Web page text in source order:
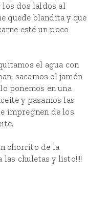
los dos laldos al
quede blandita y que
esté un poco
el agua con
sacamos el jamón
ponemos en una
y pasamos las
impregnen de los
chorrito de la
chuletas y listo!!!!